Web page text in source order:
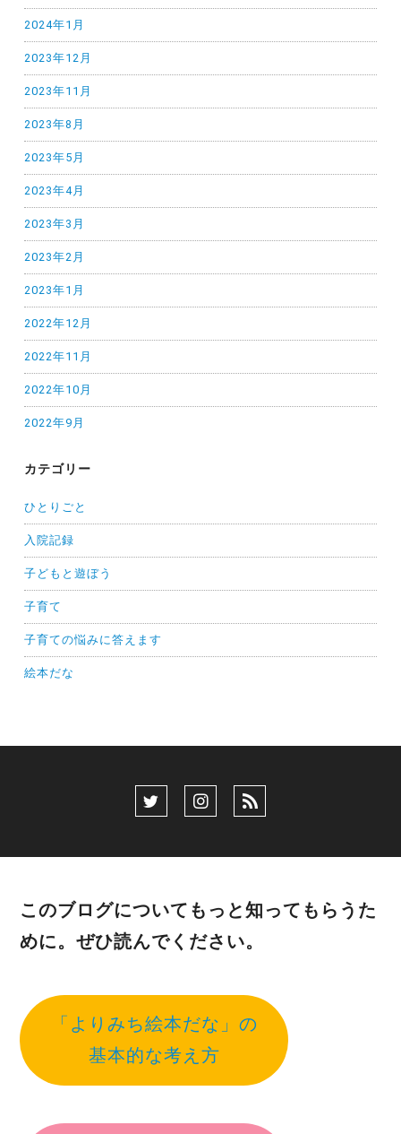
2024年1月
2023年12月
2023年11月
2023年8月
2023年5月
2023年4月
2023年3月
2023年2月
2023年1月
2022年12月
2022年11月
2022年10月
2022年9月
カテゴリー
ひとりごと
入院記録
子どもと遊ぼう
子育て
子育ての悩みに答えます
絵本だな
このブログについてもっと知ってもらうた
めに。ぜひ読んでください。
「よりみち絵本だな」の
基本的な考え方